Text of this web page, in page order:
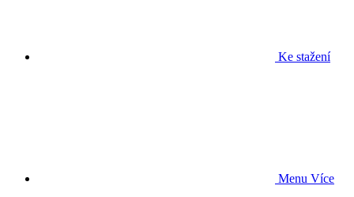
Ke stažení
Menu Více